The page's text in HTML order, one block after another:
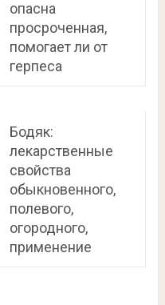
опасна
просроченная,
помогает ли от
герпеса
Бодяк:
лекарственные
свойства
обыкновенного,
полевого,
огородного,
применение